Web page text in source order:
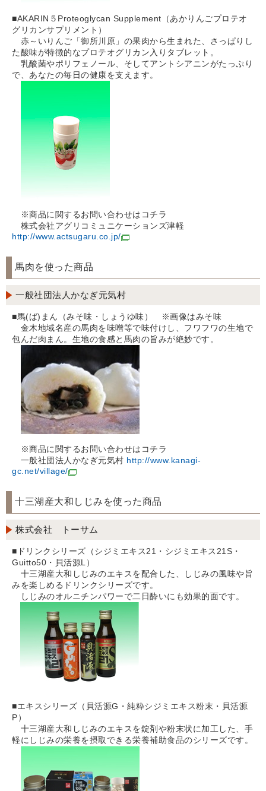
■AKARIN５Proteoglycan Supplement（あかりんごプロテオ
グリカンサプリメント）
赤～いりんご「御所川原」の果肉から生まれた、さっぱりし
た酸味が特徴的なプロテオグリカン入りタブレット。
乳酸菌やポリフェノール、そしてアントシアニンがたっぷり
で、あなたの毎日の健康を支えます。
※商品に関するお問い合わせはコチラ
株式会社アグリコミュニケーションズ津軽
http://www.actsugaru.co.jp/
馬肉を使った商品
一般社団法人かなぎ元気村
■馬(ば)まん（みそ味・しょうゆ味） ※画像はみそ味
金木地域名産の馬肉を味噌等で味付けし、フワフワの生地で
包んだ肉まん。生地の食感と馬肉の旨みが絶妙です。
※商品に関するお問い合わせはコチラ
一般社団法人かなぎ元気村 http://www.kanagi-
gc.net/village/
十三湖産大和しじみを使った商品
株式会社 トーサム
■ドリンクシリーズ（シジミエキス21・シジミエキス21S・
Guitto50・貝活源L）
十三湖産大和しじみのエキスを配合した、しじみの風味や旨
みを楽しめるドリンクシリーズです。
しじみのオルニチンパワーで二日酔いにも効果的面です。
■エキスシリーズ（貝活源G・純粋シジミエキス粉末・貝活源
P）
十三湖産大和しじみのエキスを錠剤や粉末状に加工した、手
軽にしじみの栄養を摂取できる栄養補助食品のシリーズです。